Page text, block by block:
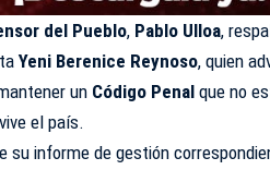
del Pueblo, Pablo Ulloa,
Yeni Berenice Reynoso, quien
un Código Penal que no
el país.
su informe de gestión